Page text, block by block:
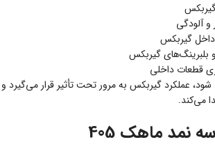
و آلودگی
گیربکس
بلبرینگ‌های گیربکس
قطعات داخلی
عملکرد گیربکس به مرور تحت تأثیر قرار می‌گیرد و
می‌کند.
نمد ماهک 405